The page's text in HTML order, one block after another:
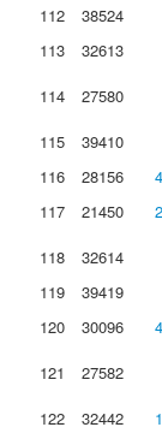
112
38524
113
32613
114
27580
115
39410
116
28156
117
21450
118
32614
119
39419
120
30096
121
27582
122
32442